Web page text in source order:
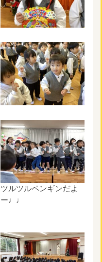
ツルツルペンギンだよ
ー♩♩